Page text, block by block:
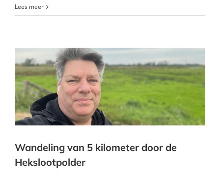
Lees meer
Wandeling van 5 kilometer door de
Hekslootpolder